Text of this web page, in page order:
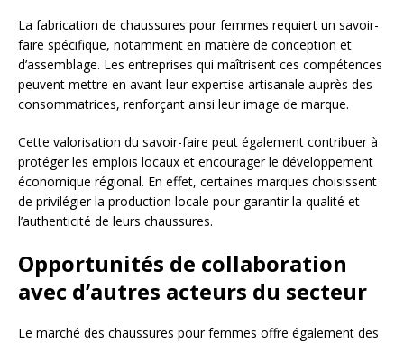
La fabrication de chaussures pour femmes requiert un savoir-
faire spécifique, notamment en matière de conception et
d’assemblage. Les entreprises qui maîtrisent ces compétences
peuvent mettre en avant leur expertise artisanale auprès des
consommatrices, renforçant ainsi leur image de marque.
Cette valorisation du savoir-faire peut également contribuer à
protéger les emplois locaux et encourager le développement
économique régional. En effet, certaines marques choisissent
de privilégier la production locale pour garantir la qualité et
l’authenticité de leurs chaussures.
Opportunités de collaboration
avec d’autres acteurs du secteur
Le marché des chaussures pour femmes offre également des